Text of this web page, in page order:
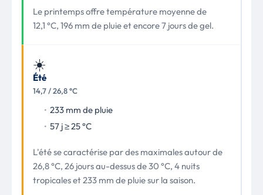
Le printemps offre température moyenne de
12,1 °C, 196 mm de pluie et encore 7 jours de gel.
☀️
Été
14,7 / 26,8 °C
233 mm de pluie
57 j ≥ 25 °C
L'été se caractérise par des maximales autour de
26,8 °C, 26 jours au-dessus de 30 °C, 4 nuits
tropicales et 233 mm de pluie sur la saison.